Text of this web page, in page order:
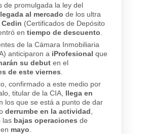
de promulgada la ley del
al mercado de los ultra
Cedin (Certificados de Depósito
en tiempo de descuento
de la Cámara Inmobiliaria
anticiparon a iProfesional que
su debut en el
de este viernes
confirmado a este medio por
titular de la CIA, llega en
los que se está a punto de dar
derrumbe en la actividad
las bajas operaciones de
mayo